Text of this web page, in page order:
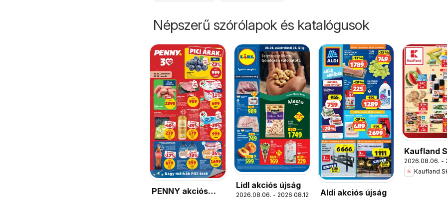
Népszerű szórólapok és katalógusok
PENNY akciós
Lidl akciós újság
2026.08.06. - 2026.08.12.
Aldi akciós újság
Kaufland
akciós
2026.08.06. -
Kaufland